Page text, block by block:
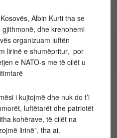
Albin Kurti tha se
dhe krenohemi
organizuam luftën
lirinë e shumëpritur, por
e NATO-s me të cilët u
i kujtojmë dhe nuk do t’i
luftëtarët dhe patriotët
kohërave, të cilët na
lirinë”, tha ai.